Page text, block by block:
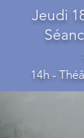
Jeudi
14h -